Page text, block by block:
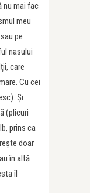
nu mai fac
meu
pe
nasului
care
Cu cei
Şi
(plicuri
prins ca
doar
în altă
îl